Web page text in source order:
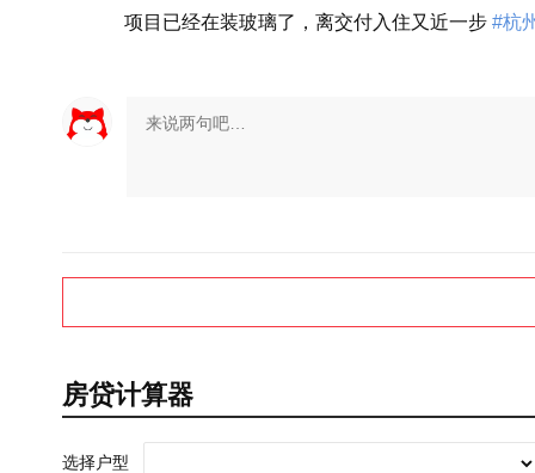
项目已经在装玻璃了，离交付入住又近一步 #杭
房贷计算器
选择户型